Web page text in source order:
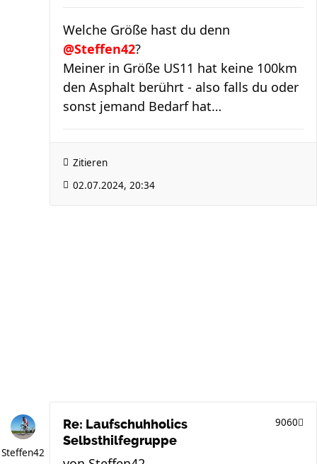
Welche Größe hast du denn
@Steffen42?
Meiner in Größe US11 hat keine 100km
den Asphalt berührt - also falls du oder
sonst jemand Bedarf hat…
Zitieren
02.07.2024, 20:34
Steffen42
Re: Laufschuhholics
Selbsthilfegruppe
9060